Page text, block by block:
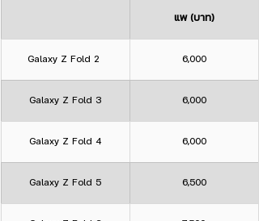
แพ (บาท)
Galaxy Z Fold 2 6,000
Galaxy Z Fold 3 6,000
Galaxy Z Fold 4 6,000
Galaxy Z Fold 5 6,500